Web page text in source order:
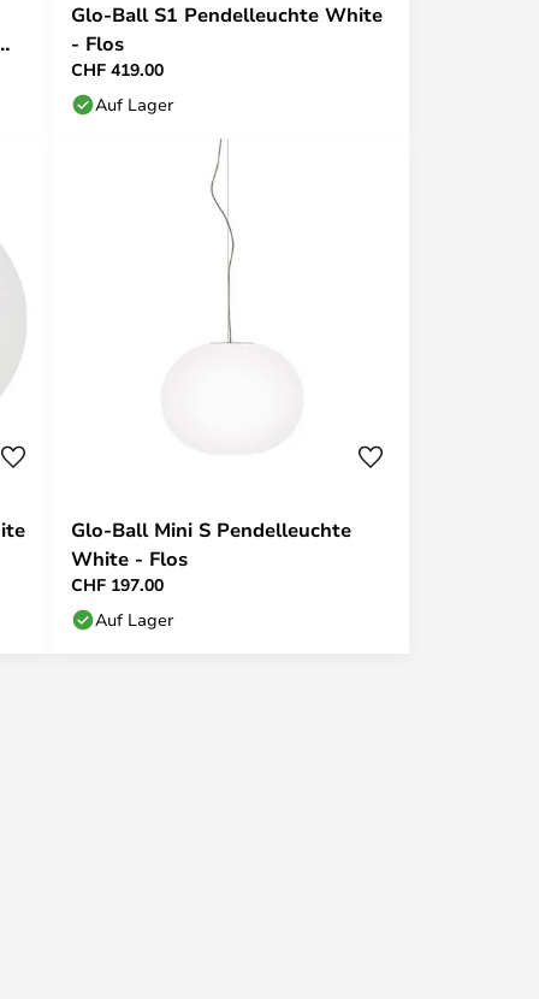
Glo-Ball S1 Pendelleuchte White
- Flos
CHF 419.00
Auf Lager
Glo-Ball Mini S Pendelleuchte
White - Flos
CHF 197.00
Auf Lager